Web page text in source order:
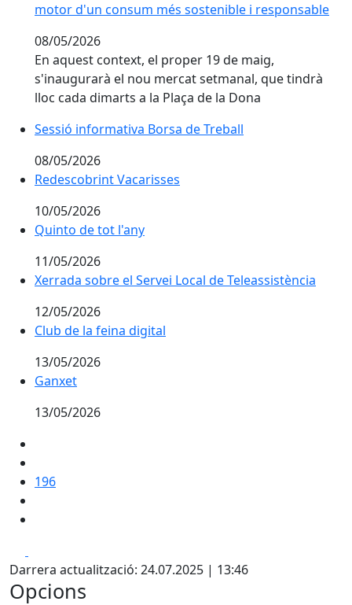
motor d'un consum més sostenible i responsable
08/05/2026
En aquest context, el proper 19 de maig,
s'inaugurarà el nou mercat setmanal, que tindrà
lloc cada dimarts a la Plaça de la Dona
Sessió informativa Borsa de Treball
Sessió informativa Borsa de Treball
08/05/2026
Redescobrint Vacarisses
Redescobrint Vacarisses
10/05/2026
Quinto de tot l'any
Quinto de tot l'any
11/05/2026
Xerrada sobre el Servei Local de Teleassistència
Xerrada sobre el Servei Local de Teleassistència
12/05/2026
Club de la feina digital
Club de la feina digital
13/05/2026
Ganxet
Ganxet
13/05/2026
196
Darrera actualització: 24.07.2025 | 13:46
Opcions